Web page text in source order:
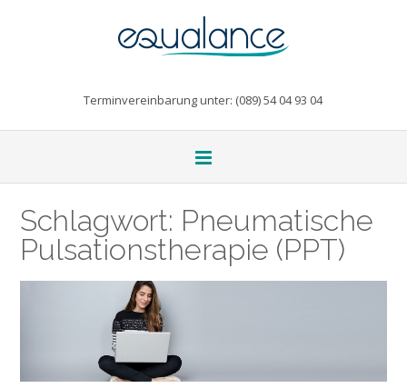
Terminvereinbarung unter: (089) 54 04 93 04
Schlagwort: Pneumatische
Pulsationstherapie (PPT)